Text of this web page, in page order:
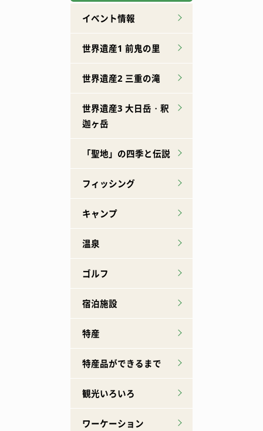
イベント情報
世界遺産1 前鬼の里
世界遺産2 三重の滝
世界遺産3 大日岳・釈
迦ヶ岳
「聖地」の四季と伝説
フィッシング
キャンプ
温泉
ゴルフ
宿泊施設
特産
特産品ができるまで
観光いろいろ
ワーケーション